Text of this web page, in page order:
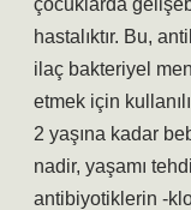
çocuklarda
hastalıktır. Bu,
ilaç bakteriyel
etmek için
2 yaşına kadar
nadir, yaşamı
antibiyotiklerin -